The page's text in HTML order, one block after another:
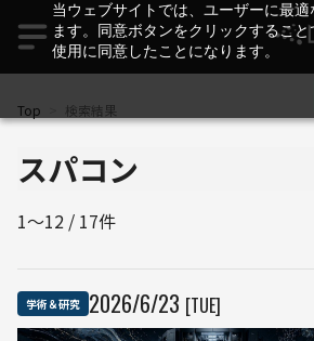
当ウェブサイトでは、ユーザーに最
ます。同意ボタンをクリックするこ
使用に同意したことになります。
Top 検索結果
1～12 / 17件
学術＆研究 2026/6/23 [TUE]